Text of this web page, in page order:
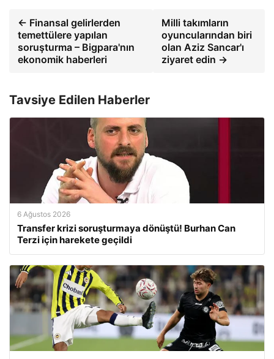
← Finansal gelirlerden
temettülere yapılan
soruşturma – Bigpara'nın
ekonomik haberleri
Milli takımların
oyuncularından biri
olan Aziz Sancar'ı
ziyaret edin →
Tavsiye Edilen Haberler
6 Ağustos 2026
Transfer krizi soruşturmaya dönüştü! Burhan Can
Terzi için harekete geçildi